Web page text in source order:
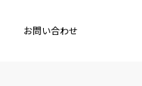
お問い合わせ